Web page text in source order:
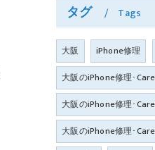
タグ Tags
大阪 iPhone修理
大阪のiPhone修理･
大阪のiPhone修理･
大阪のiPhone修理･